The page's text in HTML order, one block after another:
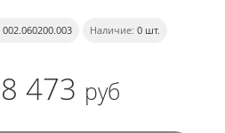
002.060200.003 Наличие: 0шт.
8 473 руб